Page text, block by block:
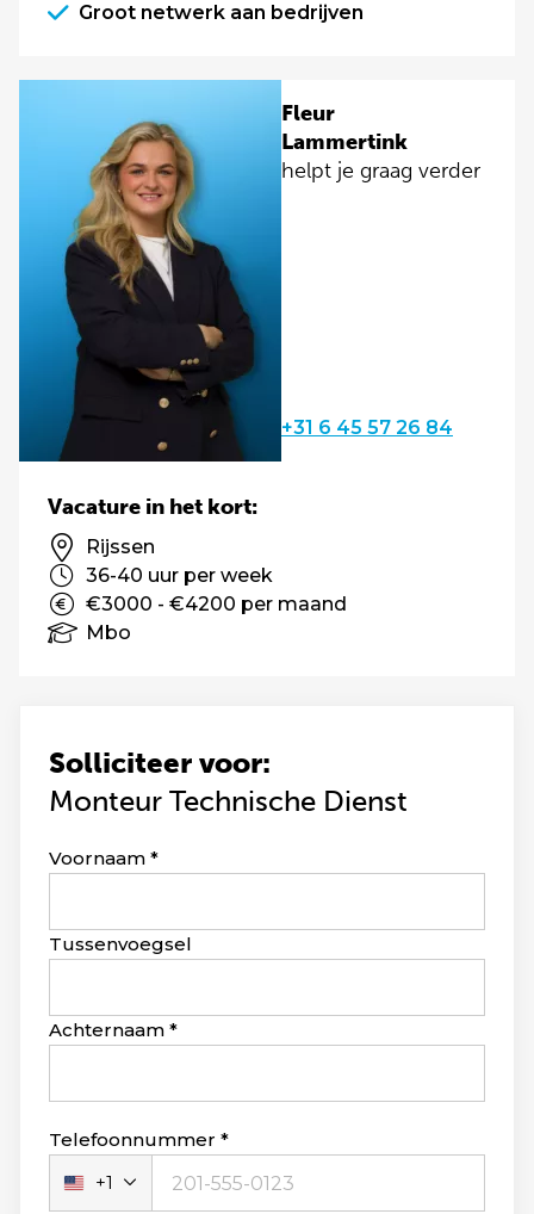
Groot netwerk aan bedrijven
Fleur
Lammertink
helpt je graag verder
+31 6 45 57 26 84
Solliciteer voor:
Monteur Technische Dienst
Leave
blank
Voornaam
Tussenvoegsel
Achternaam
Telefoonnummer
Verenigde
+1
Vacature in het kort:
Rijssen
36-40 uur per week
€3000 - €4200 per maand
Mbo